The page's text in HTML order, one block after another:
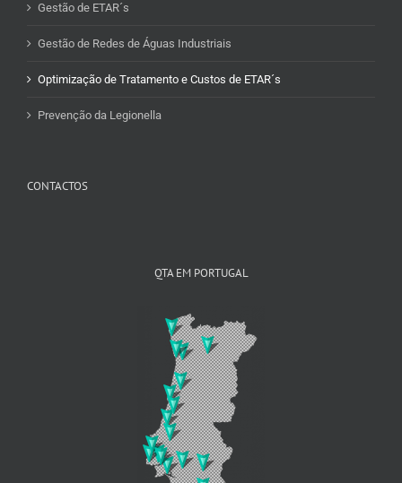
Gestão de ETAR´s
Gestão de Redes de Águas Industriais
Optimização de Tratamento e Custos de ETAR´s
Prevenção da Legionella
CONTACTOS
QTA EM PORTUGAL